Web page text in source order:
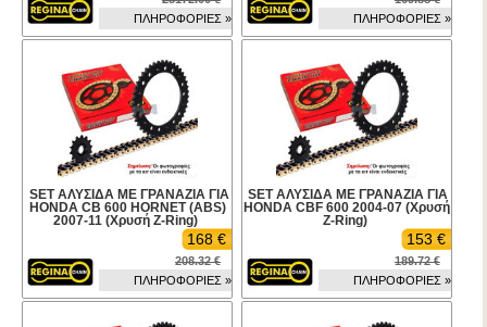
ΠΛΗΡΟΦΟΡΙΕΣ »
ΠΛΗΡΟΦΟΡΙΕΣ »
SET ΑΛΥΣΙΔΑ ΜΕ ΓΡΑΝΑΖΙΑ ΓΙΑ
HONDA CB 600 HORNET (ABS)
2007-11 (Χρυσή Z-Ring)
168 €
208.32 €
ΠΛΗΡΟΦΟΡΙΕΣ »
SET ΑΛΥΣΙΔΑ ΜΕ ΓΡΑΝΑΖΙΑ ΓΙΑ
HONDA CBF 600 2004-07 (Χρυσή
Z-Ring)
153 €
189.72 €
ΠΛΗΡΟΦΟΡΙΕΣ »